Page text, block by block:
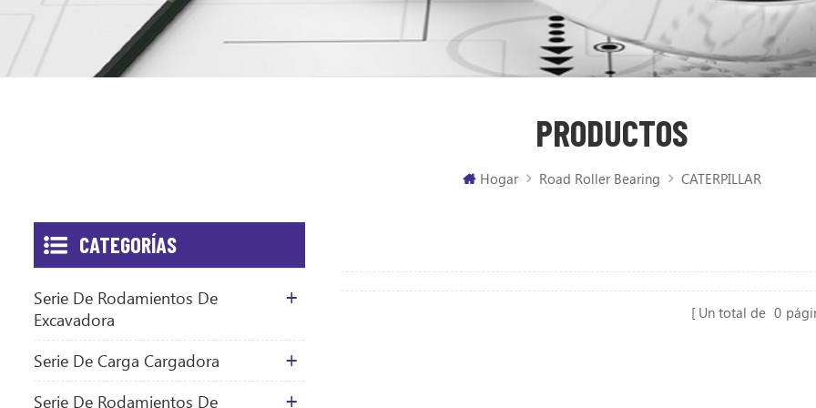
PRODUCTOS
Hogar ​Road Roller Bearing CATERPILLAR
Un total de 0
CATEGORÍAS
Serie De Rodamientos De
Excavadora
Serie De Carga Cargadora
Serie De Rodamientos De